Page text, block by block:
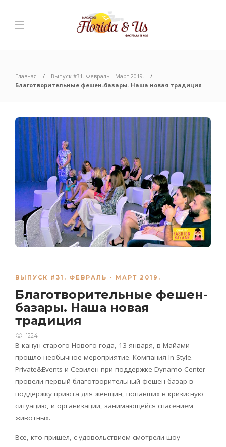
Главная
Выпуск #31. Февраль - Март 2019.
Благотворительные фешен-базары. Наша новая традиция
ВЫПУСК #31. ФЕВРАЛЬ - МАРТ 2019.
Благотворительные фешен-
базары. Наша новая
традиция
1224
В канун старого Нового года, 13 января, в Майами
прошло необычное мероприятие. Компания In Style.
Private&Events и Севилен при поддержке Dynamo Center
провели первый благотворительный фешен-базар в
поддержку приюта для женщин, попавшиx в кризисную
ситуацию, и организации, занимающейся спасением
животныx.
Все, кто пришел, с удовольствием смотрели шоу-